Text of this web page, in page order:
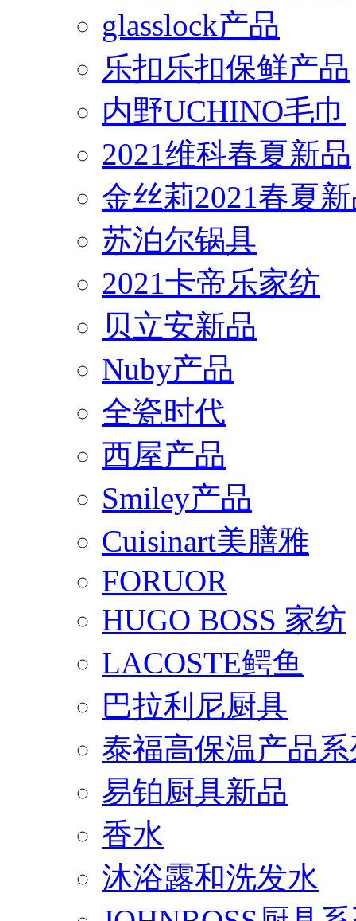
glasslock产品
乐扣乐扣保鲜产品
内野UCHINO毛巾
2021维科春夏新品
金丝莉2021春夏
苏泊尔锅具
2021卡帝乐家纺
贝立安新品
Nuby产品
全瓷时代
西屋产品
Smiley产品
Cuisinart美膳雅
FORUOR
HUGO BOSS 家纺
LACOSTE鳄鱼
巴拉利尼厨具
泰福高保温产品
易铂厨具新品
香水
沐浴露和洗发水